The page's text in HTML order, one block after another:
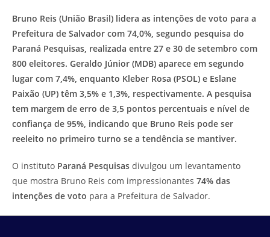
post:
Bruno Reis (União Brasil) lidera as intenções de voto para a
Prefeitura de Salvador com 74,0%, segundo pesquisa do
Paraná Pesquisas, realizada entre 27 e 30 de setembro com
800 eleitores. Geraldo Júnior (MDB) aparece em segundo
lugar com 7,4%, enquanto Kleber Rosa (PSOL) e Eslane
Paixão (UP) têm 3,5% e 1,3%, respectivamente. A pesquisa
tem margem de erro de 3,5 pontos percentuais e nível de
confiança de 95%, indicando que Bruno Reis pode ser
reeleito no primeiro turno se a tendência se mantiver.
O instituto Paraná Pesquisas divulgou um levantamento
que mostra Bruno Reis com impressionantes 74% das
intenções de voto para a Prefeitura de Salvador.